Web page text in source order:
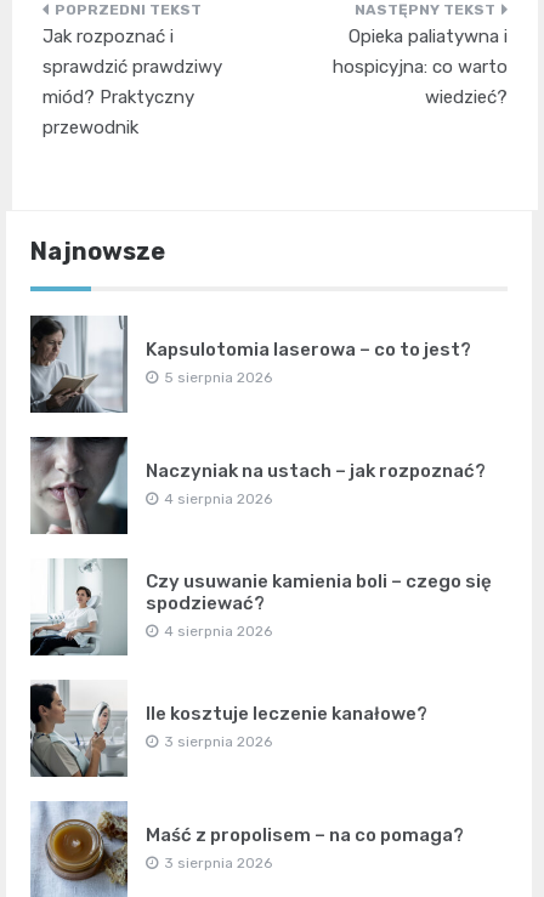
Nawigacja
wpisu
Jak rozpoznać i
sprawdzić prawdziwy
miód? Praktyczny
przewodnik
Opieka paliatywna i
hospicyjna: co warto
wiedzieć?
Najnowsze
Kapsulotomia laserowa – co to jest?
5 sierpnia 2026
Naczyniak na ustach – jak rozpoznać?
4 sierpnia 2026
Czy usuwanie kamienia boli – czego się
spodziewać?
4 sierpnia 2026
Ile kosztuje leczenie kanałowe?
3 sierpnia 2026
Maść z propolisem – na co pomaga?
3 sierpnia 2026